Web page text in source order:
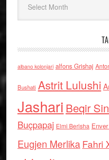
albano kolonjari alfons Grishaj
Bushati Astrit Lulushi
Jashari Beqir
Buçpapaj Elmi Berisha
Eugjen MerlikaFahri